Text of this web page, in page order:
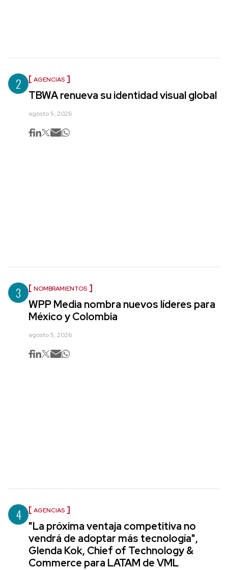
2 AGENCIAS
TBWA renueva su identidad visual global
agosto 5, 2026
3 NOMBRAMIENTOS
WPP Media nombra nuevos líderes para
México y Colombia
agosto 5, 2026
4 AGENCIAS
"La próxima ventaja competitiva no
vendrá de adoptar más tecnología",
Glenda Kok, Chief of Technology &
Commerce para LATAM de VML